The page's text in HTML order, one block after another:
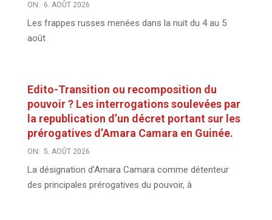
ON: 6. AOÛT 2026
Les frappes russes menées dans la nuit du 4 au 5
août
Edito-Transition ou recomposition du
pouvoir ? Les interrogations soulevées par
la republication d’un décret portant sur les
prérogatives d’Amara Camara en Guinée.
ON: 5. AOÛT 2026
La désignation d’Amara Camara comme détenteur
des principales prérogatives du pouvoir, à